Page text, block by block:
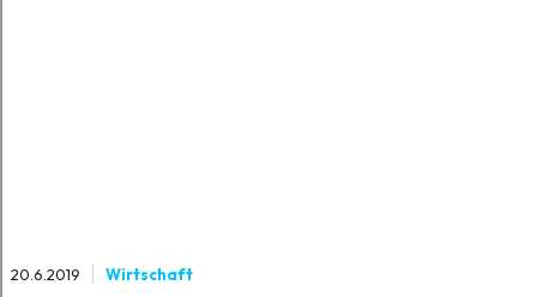
20.6.2019 Wirtschaft